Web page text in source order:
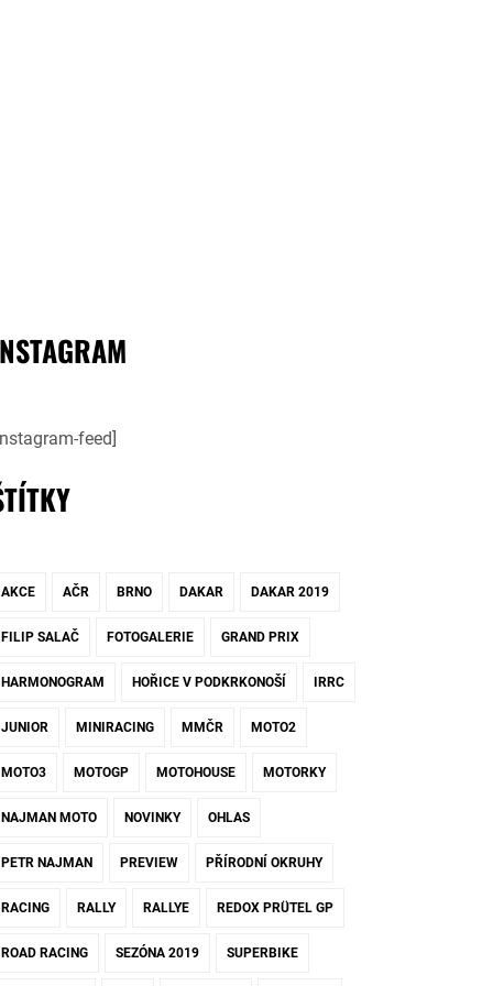
feed]
AKCE AČR BRNO DAKAR DAKAR 2019
FILIP SALAČ FOTOGALERIE GRAND PRIX
HARMONOGRAM HOŘICE V PODKRKONOŠÍ IRRC
JUNIOR MINIRACING MMČR MOTO2
MOTO3 MOTOGP MOTOHOUSE MOTORKY
NAJMAN MOTO NOVINKY OHLAS
PETR NAJMAN PREVIEW PŘÍRODNÍ OKRUHY
RACING RALLY RALLYE REDOX PRÜTEL GP
ROAD RACING SEZÓNA 2019 SUPERBIKE